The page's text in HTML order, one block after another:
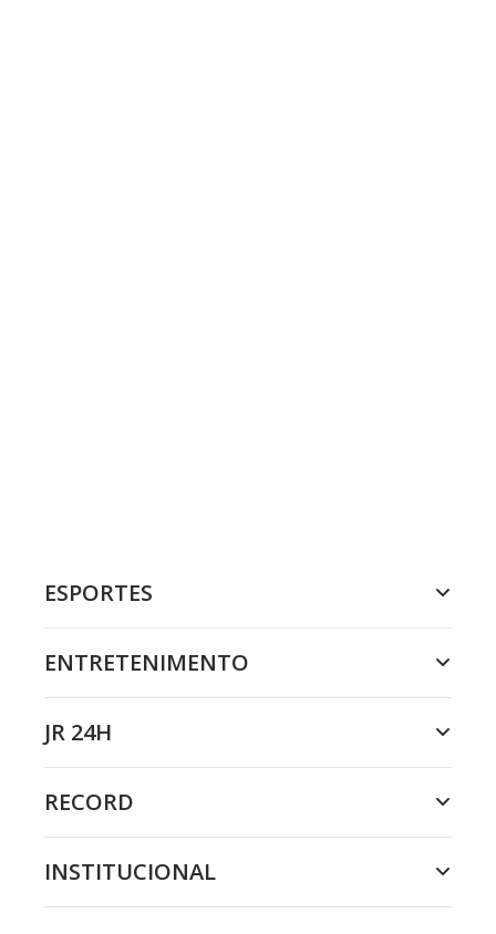
ESPORTES
ENTRETENIMENTO
JR 24H
RECORD
INSTITUCIONAL